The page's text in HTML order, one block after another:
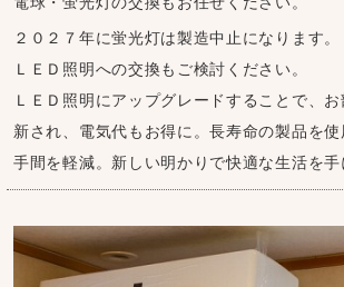
２０２７年に蛍光灯は製造中止になります。
ＬＥＤ照明への交換もご検討ください。
ＬＥＤ照明にアップグレードすることで、
新され、電気代もお得に。長寿命の製品を
手間を軽減。新しい明かりで快適な生活を手